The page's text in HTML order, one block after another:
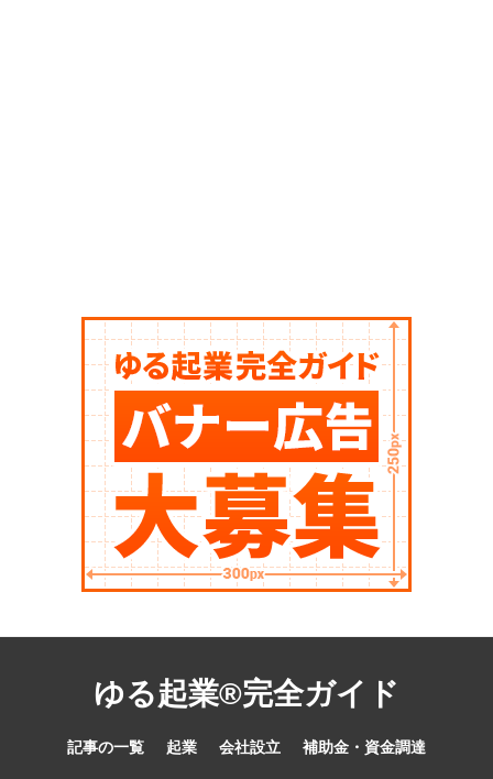
ゆる起業®完全ガイド
記事の一覧 起業 会社設立 補助金・資金調達